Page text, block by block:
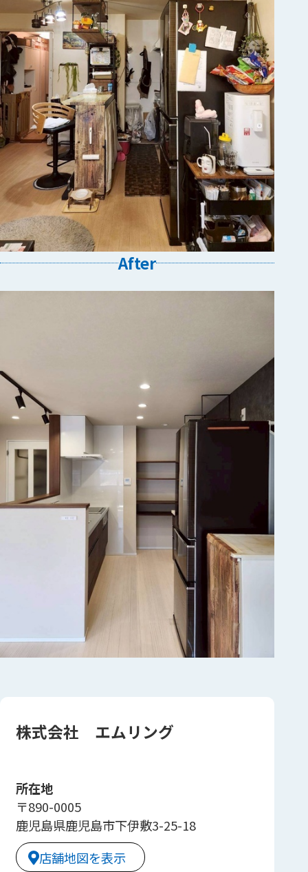
After
株式会社 エムリング
所在地
〒890-0005
鹿児島県鹿児島市下伊敷3-25-18
店舗地図を表示